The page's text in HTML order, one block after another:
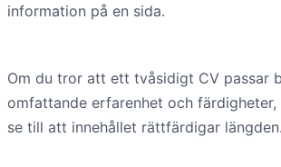
information på en sida.
Om du tror att ett tvåsidigt CV passar
omfattande erfarenhet och färdigheter,
se till att innehållet rättfärdigar längden.